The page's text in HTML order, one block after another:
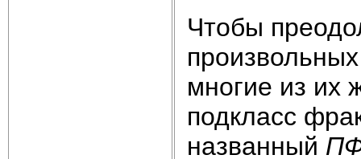
Чтобы
многие из их
подкласс
названный